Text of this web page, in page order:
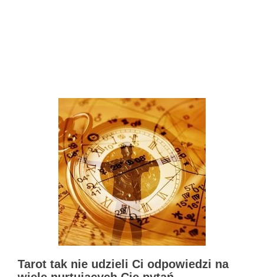
Tarot tak nie udzieli Ci odpowiedzi na